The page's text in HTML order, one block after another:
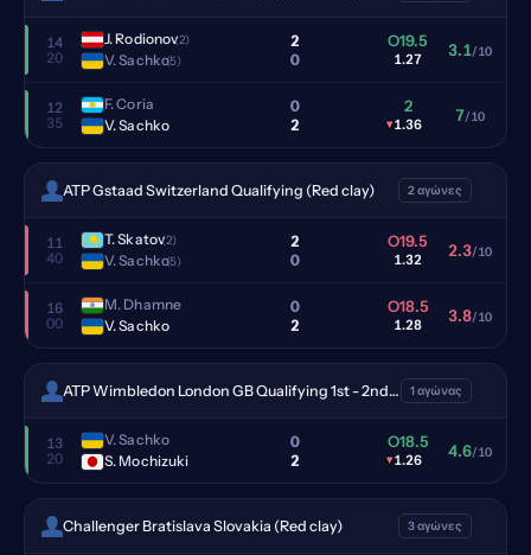
14
20
J. Rodionov(2)
V. Sachko(5)
2
0
O19.5
1.27 3.1/10
12
35
F. Coria
V. Sachko
0
2
2
▾1.36 7/10
ATP Gstaad Switzerland Qualifying (Red clay) 2 αγώνες
11
40
T. Skatov(2)
V. Sachko(5)
2
0
O19.5
1.32 2.3/10
16
00
M. Dhamne
V. Sachko
0
2
O18.5
1.28 3.8/10
ATP Wimbledon London GB Qualifying 1st - 2nd (Grass) 1 αγώνας
13
20
V. Sachko
S. Mochizuki
0
2
O18.5
▾1.26 4.6/10
Challenger Bratislava Slovakia (Red clay) 3 αγώνες